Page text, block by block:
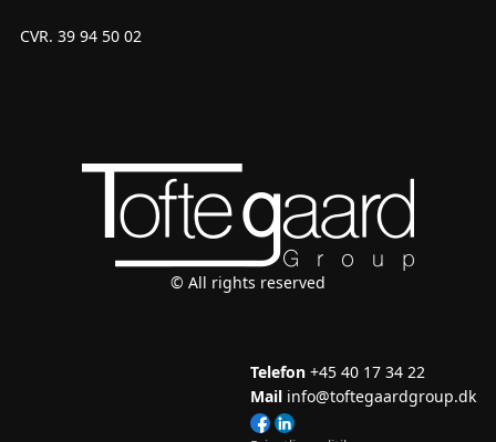
CVR. 39 94 50 02
© All rights reserved
Telefon +45 40 17 34 22
Mail info@toftegaardgroup.dk